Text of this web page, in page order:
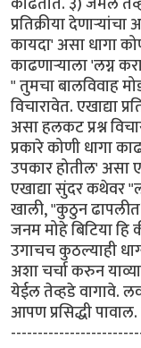
प्रतिक्रीया
कायदा' असा धागा
काढणार्‍याला 'लग्न
" तुमचा बालविवाह
विचारावेत. एखाद्या
असा हलकट प्रश्न
प्रकारे कोणी धागा
उपकार होतील' असा
एखाद्या सुंदर कथेवर
खाली, "कुठुन
जनम मोहे बिटिया हि
उगाचच कुठल्याही
अशा चर्चा करुन
येईल तेव्हडे वागावे.
आपण प्रसिद्धी